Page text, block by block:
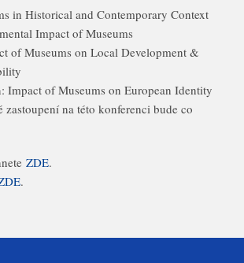
in Historical and Contemporary Context
Impact of Museums
of Museums on Local Development &
Impact of Museums on European Identity
zastoupení na této konferenci bude co
ZDE.
.